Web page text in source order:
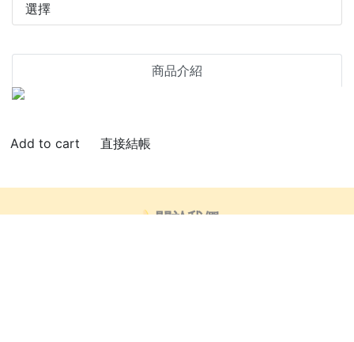
選擇
商品介紹
直接結帳
🍌關於我們